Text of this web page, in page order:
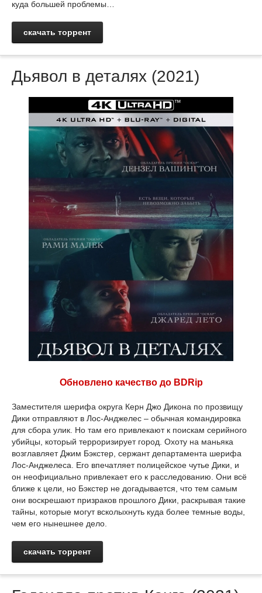
куда большей проблемы…
скачать торрент
Дьявол в деталях (2021)
Обновлено качество до BDRip
Заместителя шерифа округа Керн Джо Дикона по прозвищу
Дики отправляют в Лос-Анджелес – обычная командировка
для сбора улик. Но там его привлекают к поискам серийного
убийцы, который терроризирует город. Охоту на маньяка
возглавляет Джим Бэкстер, сержант департамента шерифа
Лос-Анджелеса. Его впечатляет полицейское чутье Дики, и
он неофициально привлекает его к расследованию. Они всё
ближе к цели, но Бэкстер не догадывается, что тем самым
они воскрешают призраков прошлого Дики, раскрывая такие
тайны, которые могут всколыхнуть куда более темные воды,
чем его нынешнее дело.
скачать торрент